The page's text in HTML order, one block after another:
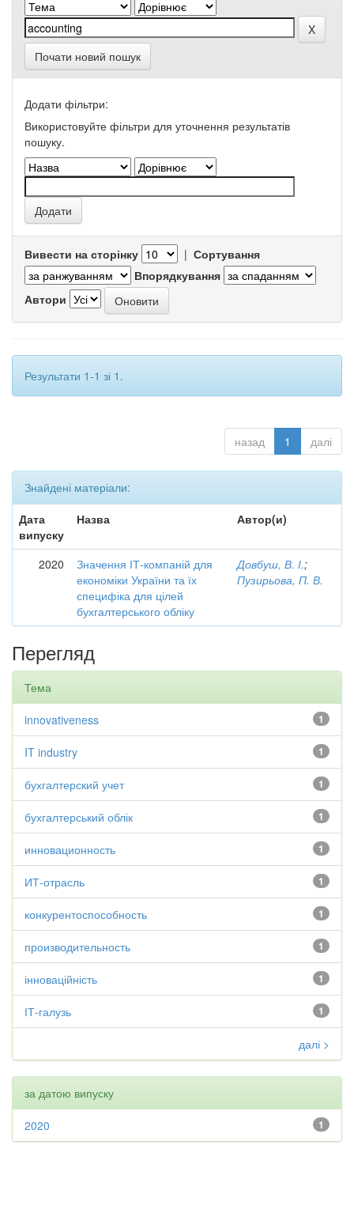
Почати новий пошук
Додати фільтри:
Використовуйте фільтри для уточнення результатів
пошуку.
Вивести на сторінку | Сортування
Впорядкування
Автори
Результати 1-1 зі 1.
назад 1 далі
Знайдені матеріали:
Дата
випуску
Назва Автор(и)
2020
Значення ІТ-компаній для
економіки України та їх
специфіка для цілей
бухгалтерського обліку
Довбуш, В. І.;
Пузирьова, П. В.
Перегляд
Тема
1
innovativeness
1
IT industry
1
бухгалтерский учет
1
бухгалтерський облік
1
инновационность
1
ИТ-отрасль
1
конкурентоспособность
1
производительность
1
інноваційність
1
ІТ-галузь
далі >
за датою випуску
1
2020